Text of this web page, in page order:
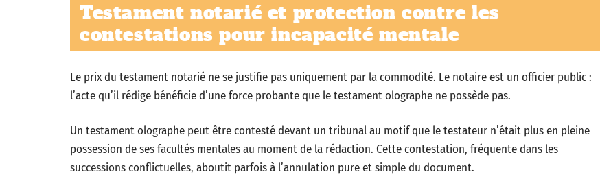
Testament notarié et protection contre les
contestations pour incapacité mentale
Le prix du testament notarié ne se justifie pas uniquement par la commodité. Le notaire est un officier public :
l’acte qu’il rédige bénéficie d’une force probante que le testament olographe ne possède pas.
Un testament olographe peut être contesté devant un tribunal au motif que le testateur n’était plus en pleine
possession de ses facultés mentales au moment de la rédaction. Cette contestation, fréquente dans les
successions conflictuelles, aboutit parfois à l’annulation pure et simple du document.